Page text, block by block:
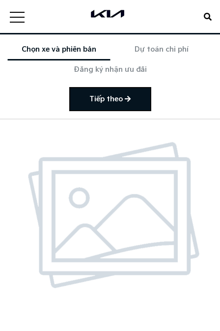
Chọn xe và phiên bản Dự toán chi phí
Đăng ký nhận ưu đãi
Tiếp theo